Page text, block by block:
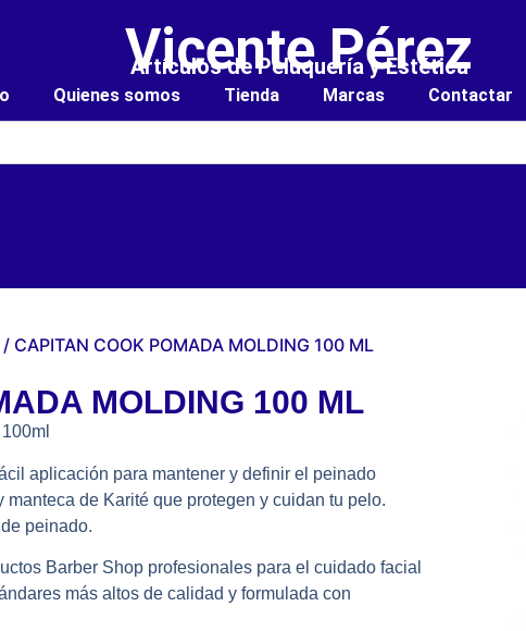
Vicente Pérez
Artículos de Peluquería y Estética
Quienes somos Tienda Marcas Contactar
/ CAPITAN COOK POMADA MOLDING 100 ML
MOLDING 100 ML
aplicación para mantener y definir el peinado
de Karité que protegen y cuidan tu pelo.
peinado.
Barber Shop profesionales para el cuidado facial
más altos de calidad y formulada con